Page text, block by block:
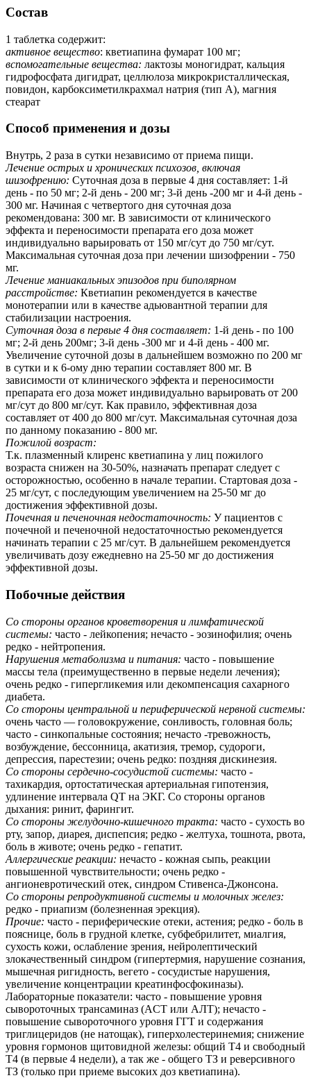
Состав
1 таблетка содержит:
активное вещество: кветиапина фумарат 100 мг;
вспомогательные вещества: лактозы моногидрат, кальция
гидрофосфата дигидрат, целлюлоза микрокристаллическая,
повидон, карбоксиметилкрахмал натрия (тип А), магния
стеарат
Способ применения и дозы
Внутрь, 2 раза в сутки независимо от приема пищи.
Лечение острых и хронических психозов, включая
шизофрению: Суточная доза в первые 4 дня составляет: 1-й
день - по 50 мг; 2-й день - 200 мг; 3-й день -200 мг и 4-й день -
300 мг. Начиная с четвертого дня суточная доза
рекомендована: 300 мг. В зависимости от клинического
эффекта и переносимости препарата его доза может
индивидуально варьировать от 150 мг/сут до 750 мг/сут.
Максимальная суточная доза при лечении шизофрении - 750
мг.
Лечение маниакальных эпизодов при биполярном
расстройстве: Кветиапин рекомендуется в качестве
монотерапии или в качестве адьювантной терапии для
стабилизации настроения.
Суточная доза в первые 4 дня составляет: 1-й день - по 100
мг; 2-й день 200мг; 3-й день -300 мг и 4-й день - 400 мг.
Увеличение суточной дозы в дальнейшем возможно по 200 мг
в сутки и к 6-ому дню терапии составляет 800 мг. В
зависимости от клинического эффекта и переносимости
препарата его доза может индивидуально варьировать от 200
мг/сут до 800 мг/сут. Как правило, эффективная доза
составляет от 400 до 800 мг/сут. Максимальная суточная доза
по данному показанию - 800 мг.
Пожилой возраст:
Т.к. плазменный клиренс кветиапина у лиц пожилого
возраста снижен на 30-50%, назначать препарат следует с
осторожностью, особенно в начале терапии. Стартовая доза -
25 мг/сут, с последующим увеличением на 25-50 мг до
достижения эффективной дозы.
Почечная и печеночная недостаточность: У пациентов с
почечной и печеночной недостаточностью рекомендуется
начинать терапии с 25 мг/сут. В дальнейшем рекомендуется
увеличивать дозу ежедневно на 25-50 мг до достижения
эффективной дозы.
Побочные действия
Со стороны органов кроветворения и лимфатической
системы: часто - лейкопения; нечасто - эозинофилия; очень
редко - нейтропения.
Нарушения метаболизма и питания: часто - повышение
массы тела (преимущественно в первые недели лечения);
очень редко - гипергликемия или декомпенсация сахарного
диабета.
Со стороны центральной и периферической нервной системы:
очень часто — головокружение, сонливость, головная боль;
часто - синкопальные состояния; нечасто -тревожность,
возбуждение, бессонница, акатизия, тремор, судороги,
депрессия, парестезии; очень редко: поздняя дискинезия.
Со стороны сердечно-сосудистой системы: часто -
тахикардия, ортостатическая артериальная гипотензия,
удлинение интервала QT на ЭКГ. Со стороны органов
дыхания: ринит, фарингит.
Со стороны желудочно-кишечного тракта: часто - сухость во
рту, запор, диарея, диспепсия; редко - желтуха, тошнота, рвота,
боль в животе; очень редко - гепатит.
Аллергические реакции: нечасто - кожная сыпь, реакции
повышенной чувствительности; очень редко -
ангионевротический отек, синдром Стивенса-Джонсона.
Со стороны репродуктивной системы и молочных желез:
редко - приапизм (болезненная эрекция).
Прочие: часто - периферические отеки, астения; редко - боль в
пояснице, боль в грудной клетке, субфебрилитет, миалгия,
сухость кожи, ослабление зрения, нейролептический
злокачественный синдром (гипертермия, нарушение сознания,
мышечная ригидность, вегето - сосудистые нарушения,
увеличение концентрации креатинфосфокиназы).
Лабораторные показатели: часто - повышение уровня
сывороточных трансаминаз (ACT или AЛT); нечасто -
повышение сывороточного уровня ГГТ и содержания
триглицеридов (не натощак), гиперхолестеринемия; снижение
уровня гормонов щитовидной железы: общий Т4 и свободный
Т4 (в первые 4 недели), а так же - общего ТЗ и реверсивного
ТЗ (только при приеме высоких доз кветиапина).